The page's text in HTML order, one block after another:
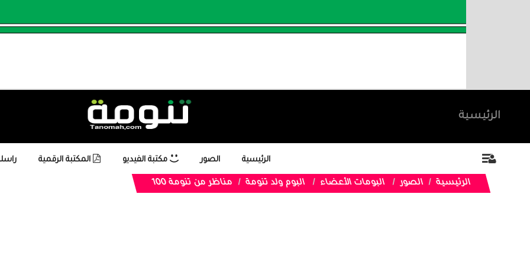
الرئيسية
الرئيسية الصور مكتبة الفيديو المكتبة الرقمية
الرئيسية الصور البومات الأعضاء البوم ولد تنومة مناظر من تنومة 100